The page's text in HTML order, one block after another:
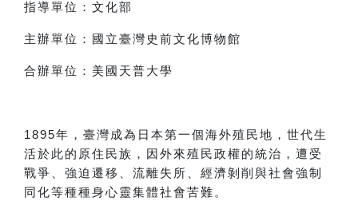
指導單位：文化部
主辦單位：國立臺灣史前文化博物館
合辦單位：美國天普大學
1895年，臺灣成為日本第一個海外殖民地，世代生
活於此的原住民族，因外來殖民政權的統治，遭受
戰爭、強迫遷移、流離失所、經濟剝削與社會強制
同化等種種身心靈集體社會苦難。